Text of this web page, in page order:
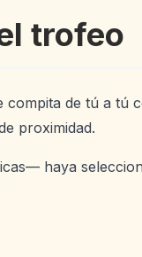
trofeo
compita de tú a tú
proximidad.
haya